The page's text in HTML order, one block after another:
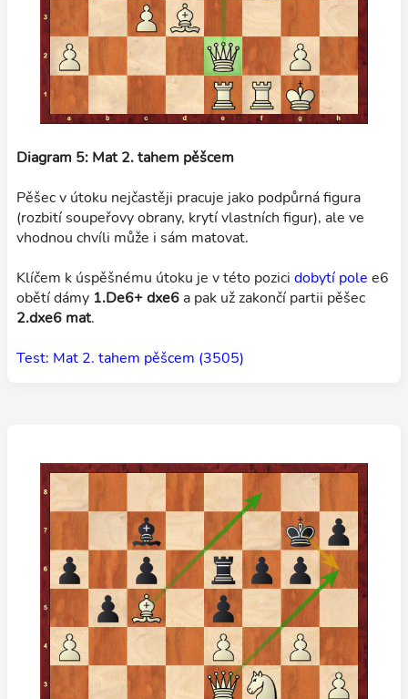
Diagram 5: Mat 2. tahem pěšcem
Pěšec v útoku nejčastěji pracuje jako podpůrná figura
(rozbití soupeřovy obrany, krytí vlastních figur), ale ve
vhodnou chvíli může i sám matovat.
Klíčem k úspěšnému útoku je v této pozici dobytí pole e6
obětí dámy 1.De6+ dxe6a pak už zakončí partii pěšec
2.dxe6 mat.
Test: Mat 2. tahem pěšcem (3505)